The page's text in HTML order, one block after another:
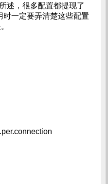
述，很多配置都提现了
时一定要弄清楚这些配置